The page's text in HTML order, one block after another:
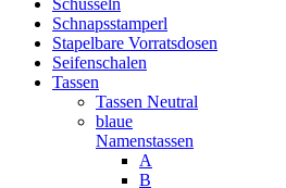
Schüsseln
Schnapsstamperl
Stapelbare Vorratsdosen
Seifenschalen
Tassen
Tassen Neutral
blaue
Namenstassen
A
B